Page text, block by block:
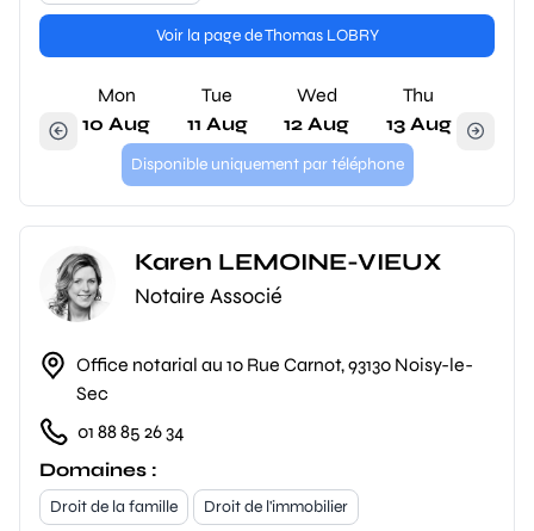
Voir la page de Thomas LOBRY
Mon
10 Aug
Tue
11 Aug
Wed
12 Aug
Thu
13 Aug
Disponible uniquement par téléphone
Karen LEMOINE-VIEUX
Notaire Associé
Office notarial au 10 Rue Carnot, 93130 Noisy-le-
Sec
01 88 85 26 34
Domaines :
Droit de la famille Droit de l'immobilier